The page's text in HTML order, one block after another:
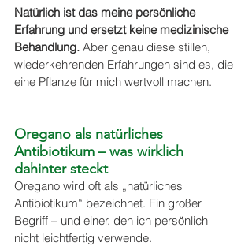
Natürlich ist das meine persönliche
Erfahrung und ersetzt keine medizinische
Behandlung. Aber genau diese stillen,
wiederkehrenden Erfahrungen sind es, die
eine Pflanze für mich wertvoll machen.
Oregano als natürliches
Antibiotikum – was wirklich
dahinter steckt
Oregano wird oft als „natürliches
Antibiotikum“ bezeichnet. Ein großer
Begriff – und einer, den ich persönlich
nicht leichtfertig verwende.